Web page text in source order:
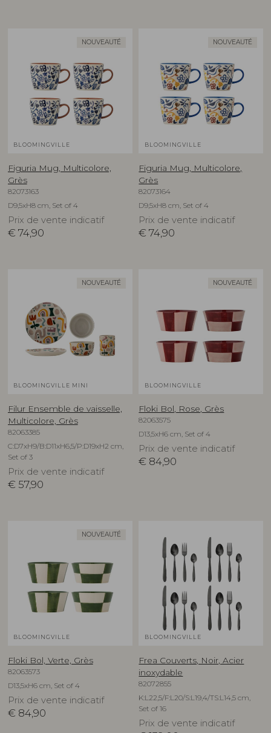
NOUVEAUTÉ
BLOOMINGVILLE
Figuria Mug, Multicolore,
Grès
82073163
D9,5xH8 cm, Set of 4
Prix de vente indicatif
€ 74,90
NOUVEAUTÉ
BLOOMINGVILLE
Figuria Mug, Multicolore,
Grès
82073164
D9,5xH8 cm, Set of 4
Prix de vente indicatif
€ 74,90
NOUVEAUTÉ
BLOOMINGVILLE MINI
Filur Ensemble de vaisselle,
Multicolore, Grès
82063385
C:D7xH9/B:D11xH6,5/P:D19xH2 cm,
Set of 3
Prix de vente indicatif
€ 57,90
NOUVEAUTÉ
BLOOMINGVILLE
Floki Bol, Rose, Grès
82063575
D13,5xH6 cm, Set of 4
Prix de vente indicatif
€ 84,90
NOUVEAUTÉ
BLOOMINGVILLE
Floki Bol, Verte, Grès
82063573
D13,5xH6 cm, Set of 4
Prix de vente indicatif
€ 84,90
BLOOMINGVILLE
Frea Couverts, Noir, Acier
inoxydable
82072855
K:L22,5/F:L20/S:L19,4/TS:L14,5 cm,
Set of 16
Prix de vente indicatif